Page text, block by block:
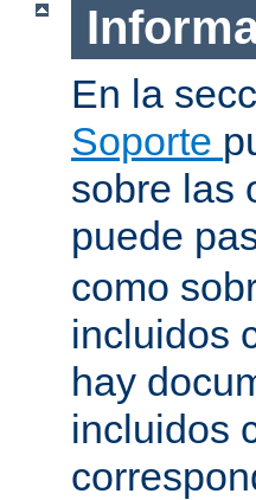
En la
Soporte
sobre las
puede
como
incluidos
hay
incluidos